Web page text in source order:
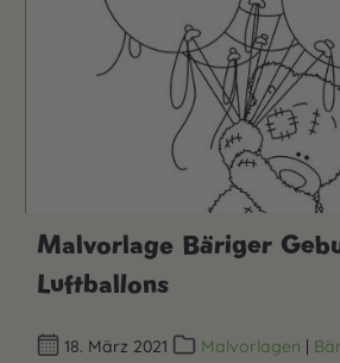
Malvorlage Bäriger
Luftballons
18. März 2021 Malvorlagen |